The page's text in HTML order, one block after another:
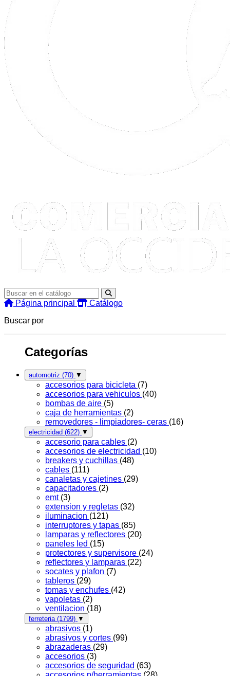
Página principal
Catálogo
Buscar por
Categorías
automotriz (70) ▼
accesorios para bicicleta (7)
accesorios para vehiculos (40)
bombas de aire (5)
caja de herramientas (2)
removedores - limpiadores- ceras (16)
electricidad (622) ▼
accesorio para cables (2)
accesorios de electricidad (10)
breakers y cuchillas (48)
cables (111)
canaletas y cajetines (29)
capacitadores (2)
emt (3)
extension y regletas (32)
iluminacion (121)
interruptores y tapas (85)
lamparas y reflectores (20)
paneles led (15)
protectores y supervisore (24)
reflectores y lamparas (22)
socates y plafon (7)
tableros (29)
tomas y enchufes (42)
vapoletas (2)
ventilacion (18)
ferreteria (1799) ▼
abrasivos (1)
abrasivos y cortes (99)
abrazaderas (29)
accesorios (3)
accesorios de seguridad (63)